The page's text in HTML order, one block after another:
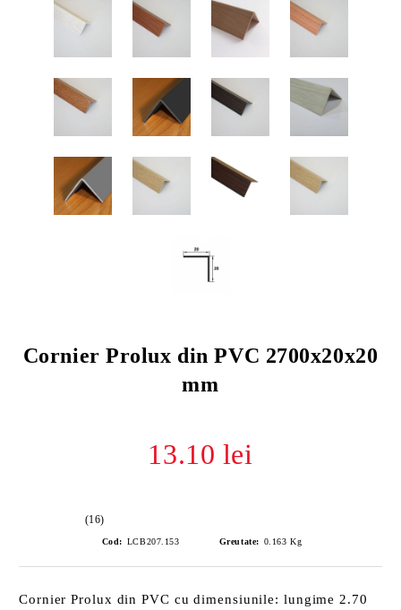
Cornier Prolux din PVC 2700x20x20
mm
13.10 lei
(16)
Cod: LCB207.153 Greutate: 0.163 Kg
Cornier Prolux din PVC cu dimensiunile: lungime 2.70